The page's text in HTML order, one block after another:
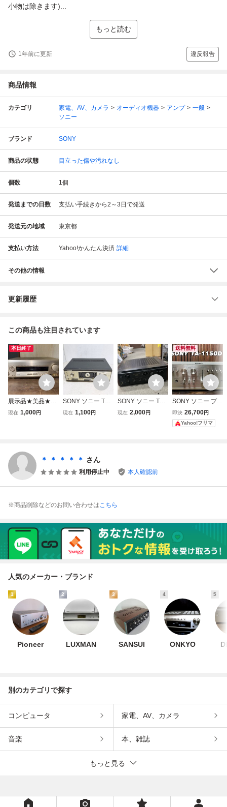
小物は除きます)...
もっと読む
1年前に更新 違反報告
商品情報
カテゴリ 家電、AV、カメラ オーディオ機器 アンプ
一般
ソニー
ブランド SONY
商品の状態 目立った傷や汚れなし
個数 1個
発送までの日数 支払い手続きから2～3日で発送
発送元の地域 東京都
支払い方法 Yahoo!かんたん決済 詳細
その他の情報
更新履歴
この商品も注目されています
本日終了
展示品★美品★S
ONY★ソニー★TA
電確認済み★
現在 1,000円
SONY ソニー TA-
1166 プリメイン
現在 1,100円
SONY ソニー TA-
F505ESD プリメ
現在 2,000円
送料無料
SONY ソニー プリ
メインアンプ TA-1
150D INTEGRATE
D AMPLIFIER
即決 26,700円
Yahoo!フリマ
＊ ＊ ＊ ＊ ＊ さん
利用停止中 本人確認前
※商品削除などのお問い合わせはこちら
人気のメーカー・ブランド
1
Pioneer
2
LUXMAN
3
SANSUI
4
ONKYO
5
別のカテゴリで探す
コンピュータ 家電、AV、カメラ
音楽 本、雑誌
もっと見る